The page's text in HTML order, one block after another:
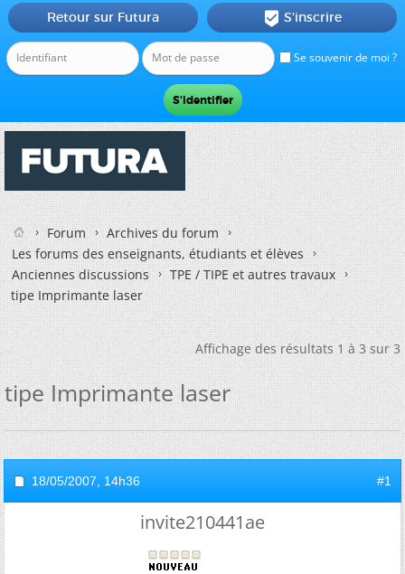
Se souvenir de moi ?
Retour sur Futura  S'inscrire
Forum
Archives du forum
Les forums des enseignants, étudiants et élèves
Anciennes discussions
TPE / TIPE et autres travaux
tipe Imprimante laser
Affichage des résultats 1 à 3 sur 3
tipe Imprimante laser
18/05/2007, 14h36 #1
invite210441ae